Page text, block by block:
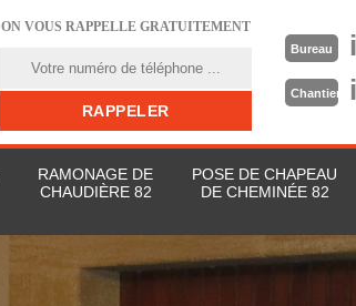
ON VOUS RAPPELLE GRATUITEMENT
Bureau
Chantier
RAMONAGE DE
CHAUDIÈRE 82
POSE DE CHAPEAU
DE CHEMINÉE 82